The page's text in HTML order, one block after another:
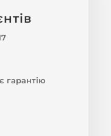
гарантію